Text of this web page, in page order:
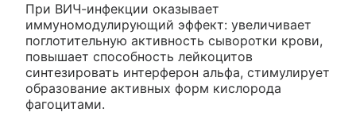
При ВИЧ-инфекции оказывает
иммуномодулирующий эффект: увеличивает
поглотительную активность сыворотки крови,
повышает способность лейкоцитов
синтезировать интерферон альфа, стимулирует
образование активных форм кислорода
фагоцитами.